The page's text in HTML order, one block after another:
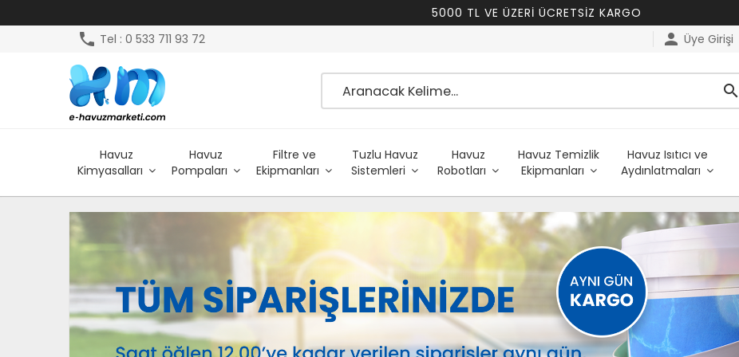
5000 TL VE ÜZERİ ÜCRETSİZ KARGO
phone Tel : 0 533 711 93 72 person Üye Girişi
search
Havuz
Kimyasalları
Havuz
Pompaları
Filtre ve
Ekipmanları
Tuzlu Havuz
Sistemleri
Havuz
Robotları
Havuz Temizlik
Ekipmanları
Havuz Isıtıcı ve
Aydınlatmaları